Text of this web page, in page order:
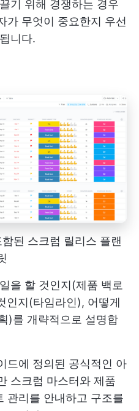
기 위해 경쟁하는 경우
가 무엇이 중요한지 우선
니다.
된 스크럼 릴리스 플랜
을 할 것인지(제품 백로
인지(타임라인), 어떻게
)를 개략적으로 설명합
드에 정의된 공식적인 아
스크럼 마스터와 제품
관리를 안내하고 구조를